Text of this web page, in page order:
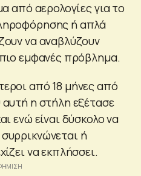
από αερολογίες για το
ή απλά
να αναβλύζουν
εμφανές πρόβλημα.
από 18 μήνες από
η στήλη εξέτασε
ενώ είναι δύσκολο να
ή
να εκπλήσσει.